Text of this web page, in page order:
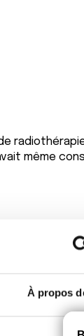
À propos
même